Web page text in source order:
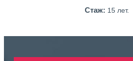
Стаж: 15 лет.